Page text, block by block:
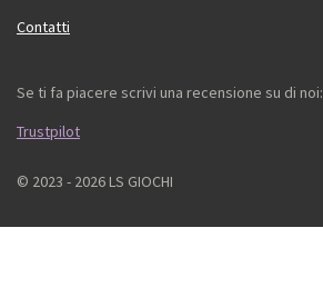
Contatti
Se ti fa piacere scrivi una recensione su di noi:
Trustpilot
© 2023 - 2026 LS GIOCHI